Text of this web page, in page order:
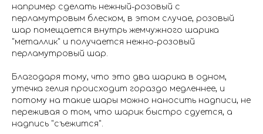
например сделать нежный-розовый с
перламутровым блеском, в этом случае, розовый
шар помещается внутрь жемчужного шарика
"металлик" и получается нежно-розовый
перламутровый шар.
Благодаря тому, что это два шарика в одном,
утечка гелия происходит гораздо медленнее, и
потому на такие шары можно наносить надписи, не
переживая о том, что шарик быстро сдуется, а
надпись "съежится".